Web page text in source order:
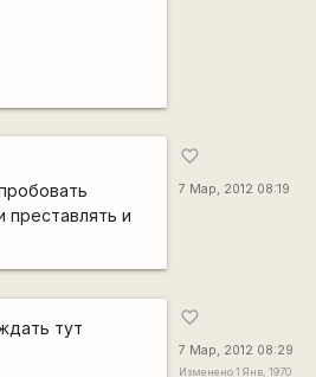
преставлять и
favorite_border
7 Мар, 2012 08:19
тут
favorite_border
7 Мар, 2012 08:29
Изменено 1 Янв, 1970